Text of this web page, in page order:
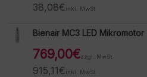
38,08€ inkl. MwSt.
Bienair MC3 LED Mikromotor
769,00€zzgl. MwSt.
915,11€ inkl. MwSt.